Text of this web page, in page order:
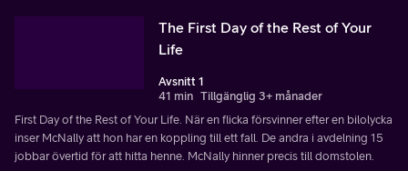
The First Day of the Rest of Your
Life
Avsnitt 1
41 min Tillgänglig 3+ månader
First Day of the Rest of Your Life. När en flicka försvinner efter en bilolycka
inser McNally att hon har en koppling till ett fall. De andra i avdelning 15
jobbar övertid för att hitta henne. McNally hinner precis till domstolen.